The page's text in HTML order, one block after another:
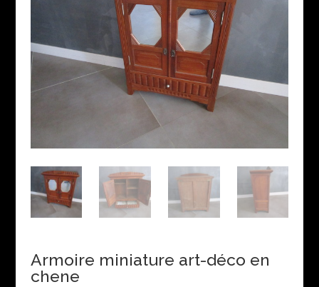
Armoire miniature art-déco en
chene